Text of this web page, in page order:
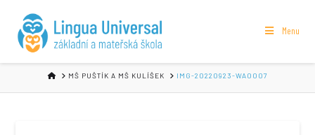
Menu
HOMEMŠ PUŠTÍK A MŠ KULÍŠEK IMG-20220923-WA0007